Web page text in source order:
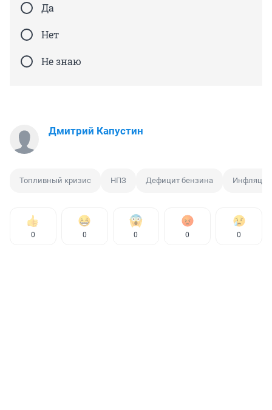
Да
Нет
Не знаю
Дмитрий Капустин
Топливный кризис НПЗ Дефицит бензина Инфляция
0 0 0 0 0